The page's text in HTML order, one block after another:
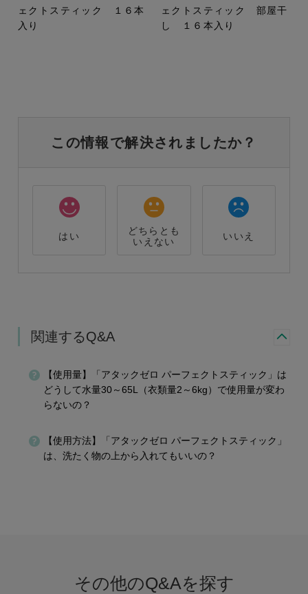
ェクトスティック １６本
入り
ェクトスティック 部屋干
し １６本入り
この情報で解決されましたか？
はい
どちらとも
いえない
いいえ
関連するQ&A
【使用量】「アタックゼロ パーフェクトスティック」は
どうして水量30～65L（衣類量2～6kg）で使用量が変わ
らないの？
【使用方法】「アタックゼロ パーフェクトスティック」
は、洗たく物の上から入れてもいいの？
その他のQ&Aを探す